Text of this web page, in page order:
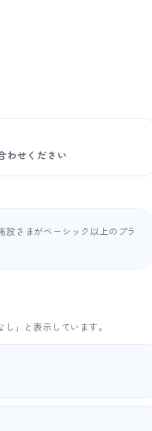
わせください
設さまがベーシック以上のプラ
」と表示しています。